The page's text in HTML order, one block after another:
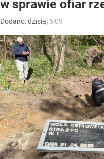
w sprawie ofiar
Dodano:dzisiaj 6:09